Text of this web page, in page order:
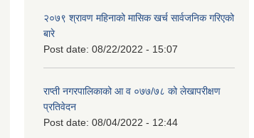
२०७९ श्रावण महिनाको मासिक खर्च सार्वजनिक गरिएको
बारे
Post date: 08/22/2022 - 15:07
राप्ती नगरपालिकाको आ व ०७७/७८ को लेखापरीक्षण
प्रतिवेदन
Post date: 08/04/2022 - 12:44